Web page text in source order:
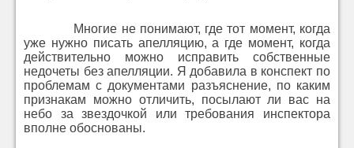
Многие не понимают, где тот момент, когда
уже нужно писать апелляцию, а где момент, когда
действительно можно исправить собственные
недочеты без апелляции. Я добавила в конспект по
проблемам с документами разъяснение, по каким
признакам можно отличить, посылают ли вас на
небо за звездочкой или требования инспектора
вполне обоснованы.